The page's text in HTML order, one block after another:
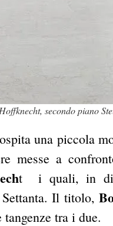
secondo piano
una piccola
messe a
t i quali, in
Il titolo,
tra i due.